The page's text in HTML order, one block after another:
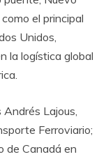
el principal
Unidos,
la logística global
Lajous,
Ferroviario;
de Canadá en